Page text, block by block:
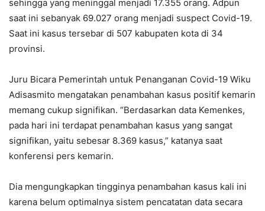
sehingga yang meninggal menjadi 17.355 orang. Adpun
saat ini sebanyak 69.027 orang menjadi suspect Covid-19.
Saat ini kasus tersebar di 507 kabupaten kota di 34
provinsi.
Juru Bicara Pemerintah untuk Penanganan Covid-19 Wiku
Adisasmito mengatakan penambahan kasus positif kemarin
memang cukup signifikan. “Berdasarkan data Kemenkes,
pada hari ini terdapat penambahan kasus yang sangat
signifikan, yaitu sebesar 8.369 kasus,” katanya saat
konferensi pers kemarin.
Dia mengungkapkan tingginya penambahan kasus kali ini
karena belum optimalnya sistem pencatatan data secara